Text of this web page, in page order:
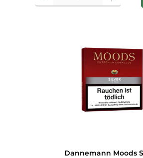
Dannemann Moods